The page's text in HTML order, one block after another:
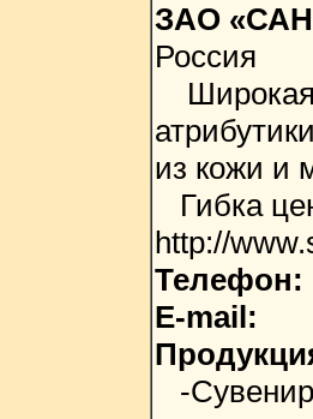
ЗАО
Россия
Широкая
из кожи и
Гибка
http://
Телефон:
E-mail:
-